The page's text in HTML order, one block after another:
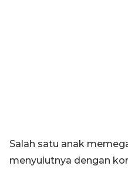
Salah satu anak
menyulutnya dengan